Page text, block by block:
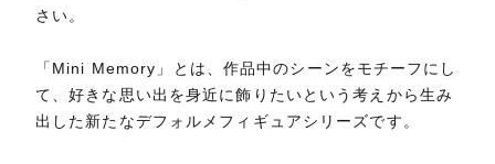
さい。
「Mini Memory」とは、作品中のシーンをモチーフにし
て、好きな思い出を身近に飾りたいという考えから生み
出した新たなデフォルメフィギュアシリーズです。